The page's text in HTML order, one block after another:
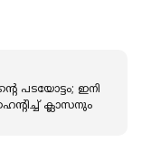
പടയോട്ടം; ഇനി
ക്ലാസനും